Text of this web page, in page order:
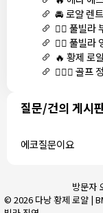
🚘 로얄 렌
🏊‍♀️ 풀빌라
🏊‍♀️ 풀빌라
🔥 황제 로
🏌🏻‍♂️ 골프
질문/건의 게시
에코질문이요
방문자
© 2026 다낭 황제 로얄 |